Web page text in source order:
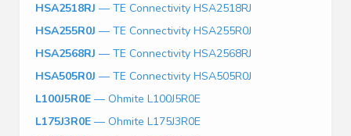
HSA2518RJ — TE Connectivity HSA2518RJ
HSA255R0J — TE Connectivity HSA255R0J
HSA2568RJ — TE Connectivity HSA2568RJ
HSA505R0J — TE Connectivity HSA505R0J
L100J5R0E — Ohmite L100J5R0E
L175J3R0E — Ohmite L175J3R0E